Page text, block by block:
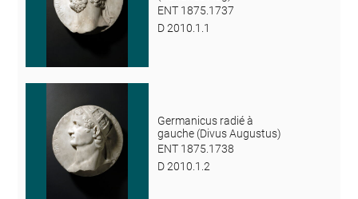
ENT 1875.1737
D 2010.1.1
Germanicus radié à
gauche (Divus Augustus)
ENT 1875.1738
D 2010.1.2